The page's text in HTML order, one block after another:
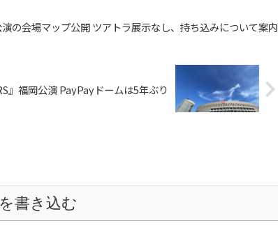
の会場マップ公開 ツアトラ展示なし、持ち込みについて案内
』福岡公演 PayPayドームは5年ぶり
書き込む